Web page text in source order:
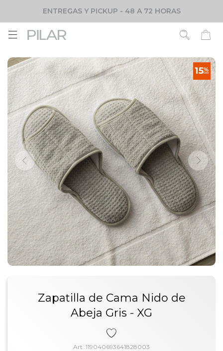
ENTREGAS Y PICKUP - 48 A 72 HORAS

Zapatilla de Cama Nido de
Abeja Gris - XG
119040693641828003